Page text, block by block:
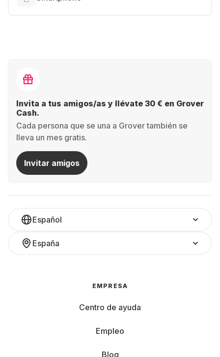
Invita a tus amigos/as y llévate 30 € en Grover
Cash.
Cada persona que se una a Grover también se
lleva un mes gratis.
Invitar amigos
Español
España
EMPRESA
Centro de ayuda
Empleo
Blog